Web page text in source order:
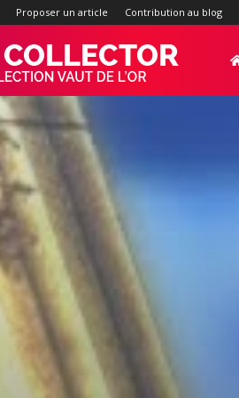
Proposer un article Contribution au blog